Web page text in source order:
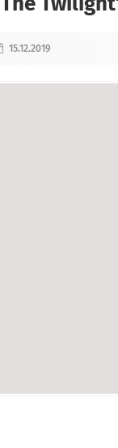
15.12.2019